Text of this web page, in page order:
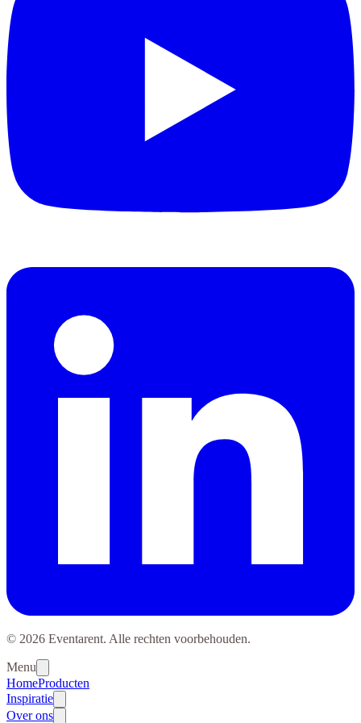
© 2026 Eventarent. Alle rechten voorbehouden.
Menu
HomeProducten
Inspiratie
Over ons